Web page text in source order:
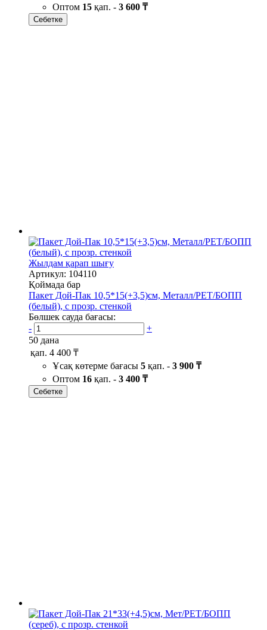
Оптом 15 қап. - 3 600 ₸
Себетке
Жылдам қарап шығу
Артикул: 104110
Қоймада бар
Пакет Дой-Пак 10,5*15(+3,5)см, Металл/PET/БОПП
(белый), с прозр. стенкой
Бөлшек сауда бағасы:
-
+
50 дана
қап. 4 400 ₸
Ұсақ көтерме бағасы 5 қап. - 3 900 ₸
Оптом 16 қап. - 3 400 ₸
Себетке